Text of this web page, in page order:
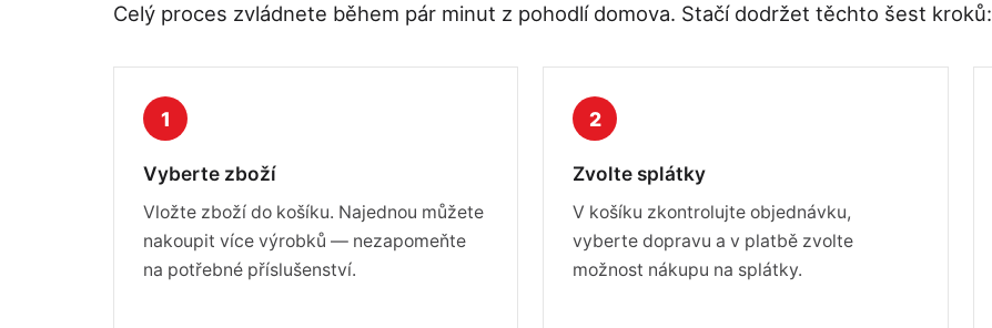
Celý proces zvládnete během pár minut z pohodlí domova. Stačí dodržet těchto šest kroků:
1
Vyberte zboží
Vložte zboží do košíku. Najednou můžete
nakoupit více výrobků — nezapomeňte
na potřebné příslušenství.
2
Zvolte splátky
V košíku zkontrolujte objednávku,
vyberte dopravu a v platbě zvolte
možnost nákupu na splátky.